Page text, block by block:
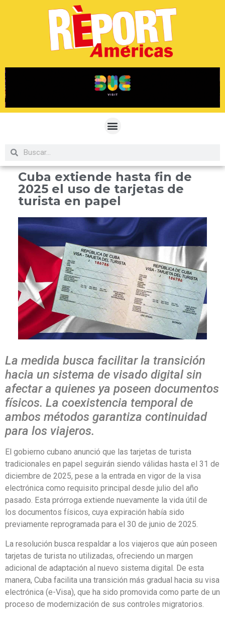
Cuba extiende hasta fin de
2025 el uso de tarjetas de
turista en papel
La medida busca facilitar la transición
hacia un sistema de visado digital sin
afectar a quienes ya poseen documentos
físicos. La coexistencia temporal de
ambos métodos garantiza continuidad
para los viajeros.
El gobierno cubano anunció que las tarjetas de turista
tradicionales en papel seguirán siendo válidas hasta el 31 de
diciembre de 2025, pese a la entrada en vigor de la visa
electrónica como requisito principal desde julio del año
pasado. Esta prórroga extiende nuevamente la vida útil de
los documentos físicos, cuya expiración había sido
previamente reprogramada para el 30 de junio de 2025.
La resolución busca respaldar a los viajeros que aún poseen
tarjetas de turista no utilizadas, ofreciendo un margen
adicional de adaptación al nuevo sistema digital. De esta
manera, Cuba facilita una transición más gradual hacia su visa
electrónica (e-Visa), que ha sido promovida como parte de un
proceso de modernización de sus controles migratorios.